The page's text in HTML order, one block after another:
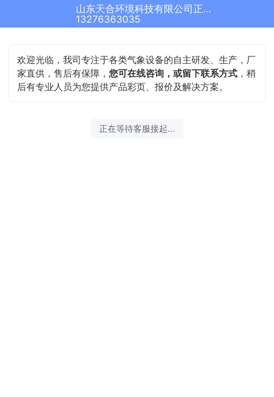
山东天合环境科技有限公司正在为您服务
13276363035
欢迎光临，我司专注于各类气象设备的自主研发、生产，厂
家直供，售后有保障，您可在线咨询，或留下联系方式 ，稍
后有专业人员为您提供产品彩页、报价及解决方案。
2026-08-07 04:00:22 开始沟通